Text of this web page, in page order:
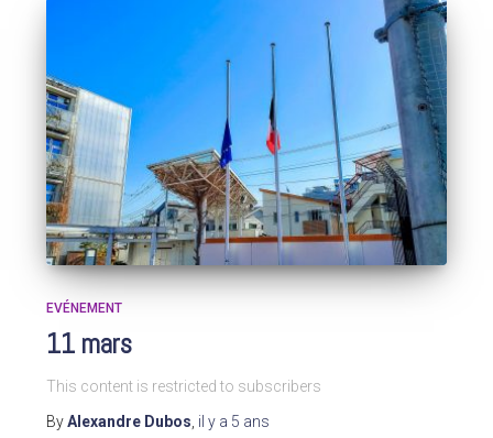
EVÉNEMENT
11 mars
This content is restricted to subscribers
ByAlexandre Dubos il y a 5 ans